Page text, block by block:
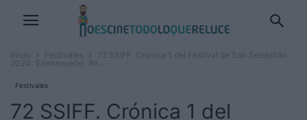
Inicio Festivales
72 SSIFF. Crónica 1 del Festival de San Sebastián
2024: ‘Emmanuelle’, ‘All...
Festivales
72 SSIFF. Crónica 1 del